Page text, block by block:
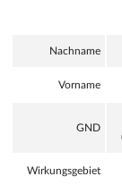
Nachname
Vorname
GND
Wirkungsgebiet